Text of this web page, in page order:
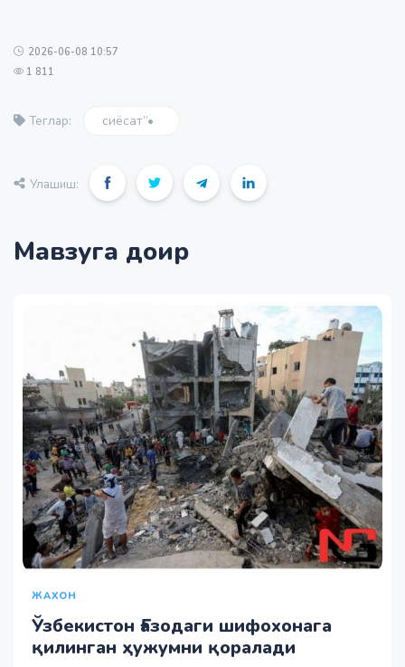
2026-06-08 10:57
1 811
Теглар: сиёсат”•
Улашиш:
Мавзуга доир
ЖАХОН
Ўзбекистон Ғазодаги шифохонага
қилинган ҳужумни қоралади